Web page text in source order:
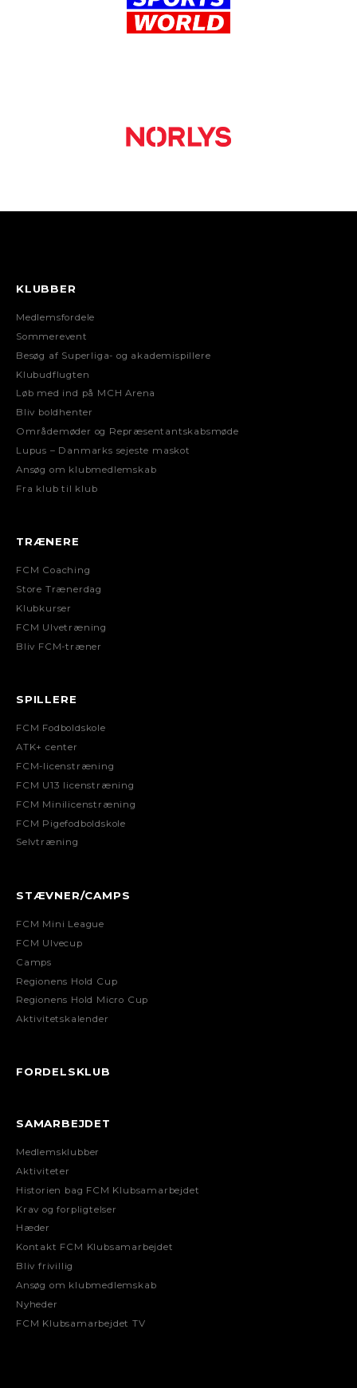
KLUBBER
Medlemsfordele
Sommerevent
Besøg af Superliga- og akademispillere
Klubudflugten
Løb med ind på MCH Arena
Bliv boldhenter
Områdemøder og Repræsentantskabsmøde
Lupus – Danmarks sejeste maskot
Ansøg om klubmedlemskab
Fra klub til klub
TRÆNERE
FCM Coaching
Store Trænerdag
Klubkurser
FCM Ulvetræning
Bliv FCM-træner
SPILLERE
FCM Fodboldskole
ATK+ center
FCM-licenstræning
FCM U13 licenstræning
FCM Minilicenstræning
FCM Pigefodboldskole
Selvtræning
STÆVNER/CAMPS
FCM Mini League
FCM Ulvecup
Camps
Regionens Hold Cup
Regionens Hold Micro Cup
Aktivitetskalender
FORDELSKLUB
SAMARBEJDET
Medlemsklubber
Aktiviteter
Historien bag FCM Klubsamarbejdet
Krav og forpligtelser
Hæder
Kontakt FCM Klubsamarbejdet
Bliv frivillig
Ansøg om klubmedlemskab
Nyheder
FCM Klubsamarbejdet TV